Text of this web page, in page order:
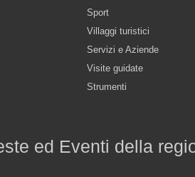
Sport
Villaggi turistici
Servizi e Aziende
Visite guidate
Strumenti
ed Eventi della